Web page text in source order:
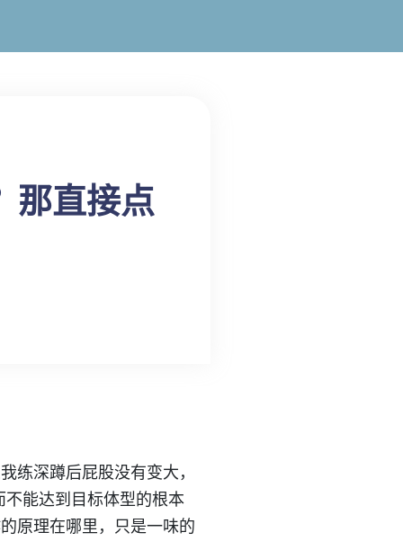
那直接点
我练深蹲后屁股没有变大，
不能达到目标体型的根本
原理在哪里，只是一味的